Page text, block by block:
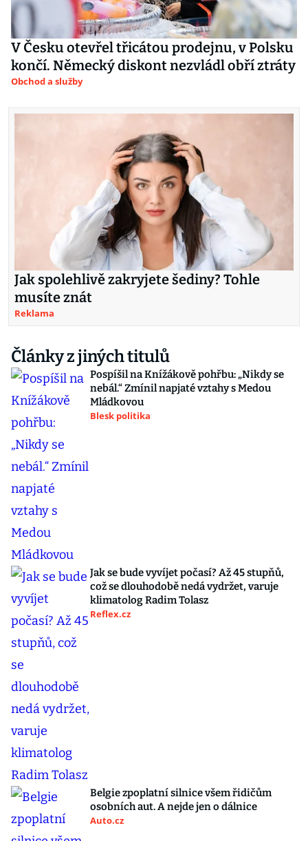
V Česku otevřel třicátou prodejnu, v Polsku
končí. Německý diskont nezvládl obří ztráty
Obchod a služby
Jak spolehlivě zakryjete šediny? Tohle
musíte znát
Reklama
Články z jiných titulů
Pospíšil na Knížákově pohřbu: „Nikdy se
nebál.“ Zmínil napjaté vztahy s Medou
Mládkovou
Blesk politika
Jak se bude vyvíjet počasí? Až 45 stupňů,
což se dlouhodobě nedá vydržet, varuje
klimatolog Radim Tolasz
Reflex.cz
Belgie zpoplatní silnice všem řidičům
osobních aut. A nejde jen o dálnice
Auto.cz